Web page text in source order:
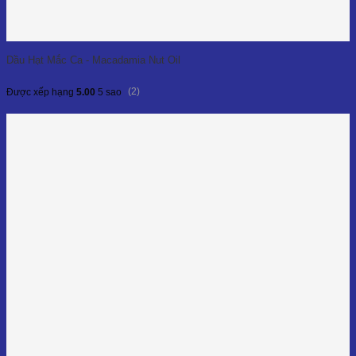
Dầu Hạt Mắc Ca - Macadamia Nut Oil
Được xếp hạng 5.00 5 sao (2)